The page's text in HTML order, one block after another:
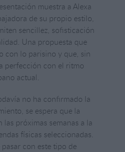
muestra a Alexa
de su propio estilo,
sencillez, sofisticación
Una propuesta que
con lo parisino y que, sin
perfección con el ritmo
actual.
no ha confirmado la
se espera que la
próximas semanas a la
físicas seleccionadas.
con este tipo de